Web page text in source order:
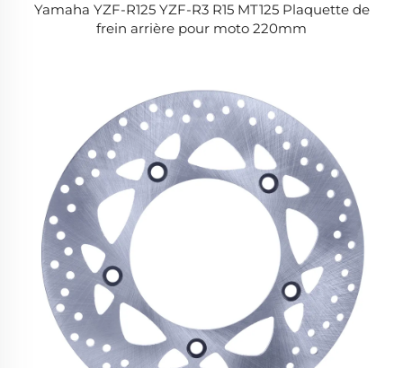
Yamaha YZF-R125 YZF-R3 R15 MT125 Plaquette de
frein arrière pour moto 220mm